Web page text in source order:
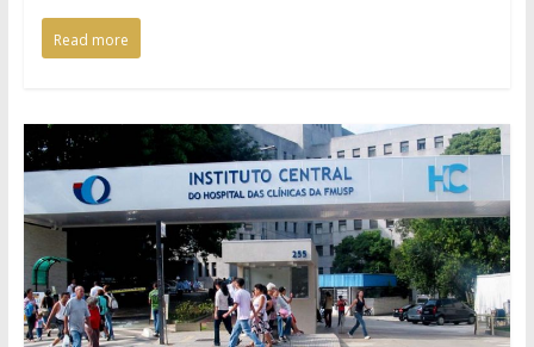
Read more